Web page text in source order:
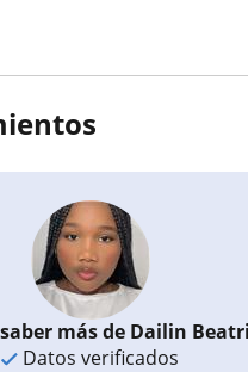
más de Dailin
Datos verificados